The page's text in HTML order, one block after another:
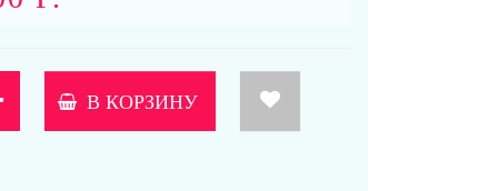
В КОРЗИНУ